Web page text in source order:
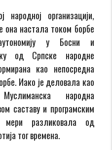
народној организацији,
она настала током борбе
у Босни и
од Српске народне
као непосредна
Иако је деловала као
народна
саставу и програмским
мери разликовала од
тог времена.